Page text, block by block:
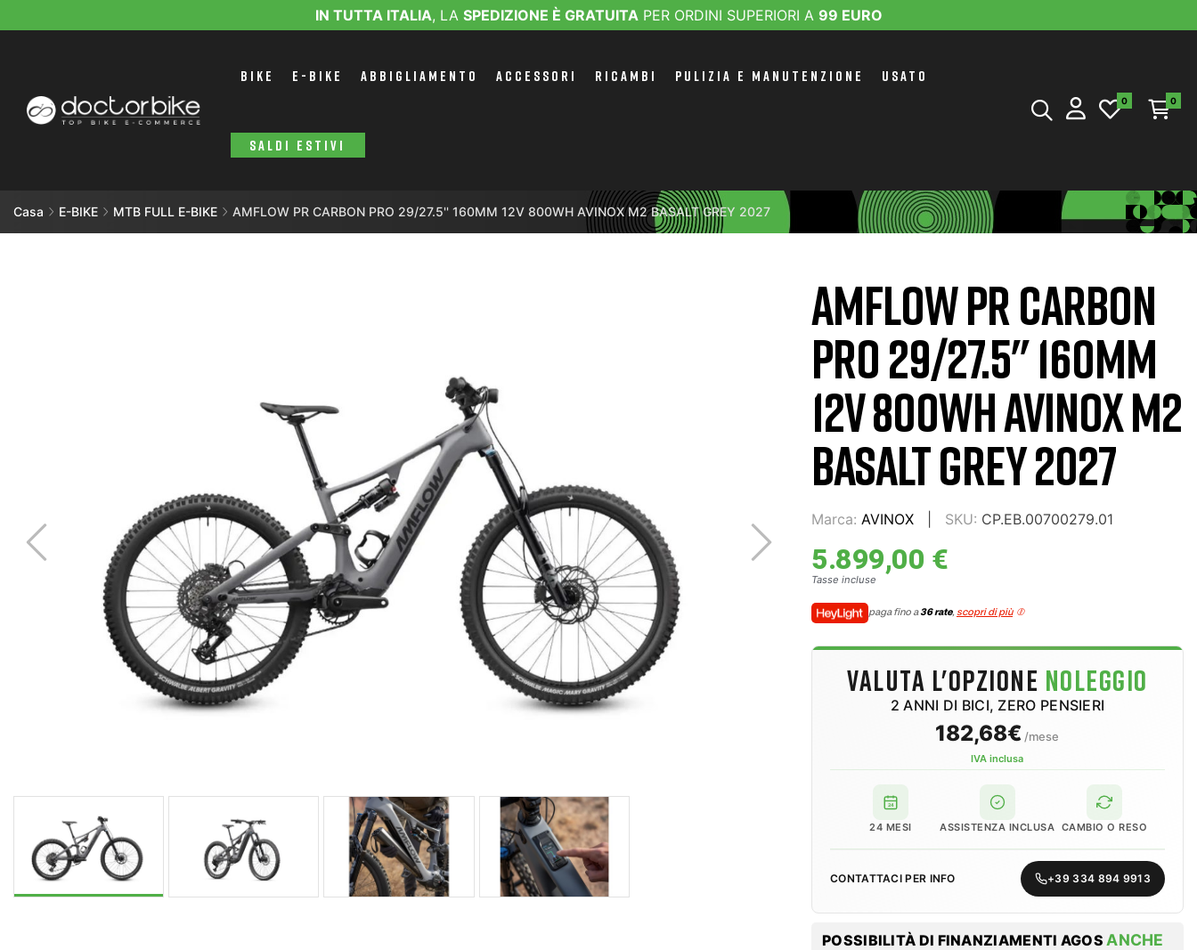
IN TUTTA ITALIA, LA SPEDIZIONE È GRATUITAPER ORDINI SUPERIORI A 99 EURO
BIKE E-BIKE ABBIGLIAMENTO ACCESSORI RICAMBI PULIZIA E MANUTENZIONE USATO
SALDI ESTIVI
0 0
Casa E-BIKE MTB FULL E-BIKE AMFLOW PR CARBON PRO 29/27.5'' 160MM 12V 800WH AVINOX M2 BASALT GREY 2027
AMFLOW PR CARBON
PRO 29/27.5'' 160MM
12V 800WH AVINOX M2
BASALT GREY 2027
Marca: AVINOX SKU: CP.EB.00700279.01
5.899,00 €
Tasse incluse
paga fino a36 rate, scopri di più
VALUTA L'OPZIONE NOLEGGIO
2 ANNI DI BICI, ZERO PENSIERI
182,68€ /mese
IVA inclusa
24
24 MESI ASSISTENZA INCLUSA CAMBIO O RESO
CONTATTACI PER INFO +39 334 894 9913
POSSIBILITÀ DI FINANZIAMENTI AGOS ANCHE